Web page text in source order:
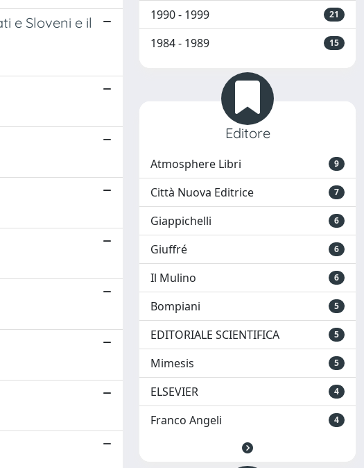
e Sloveni e il
1990 - 1999 21
1984 - 1989 15
Editore
Atmosphere Libri 9
Città Nuova Editrice 7
Giappichelli 6
Giuffré 6
Il Mulino 6
Bompiani 5
EDITORIALE SCIENTIFICA 5
Mimesis 5
ELSEVIER 4
Franco Angeli 4